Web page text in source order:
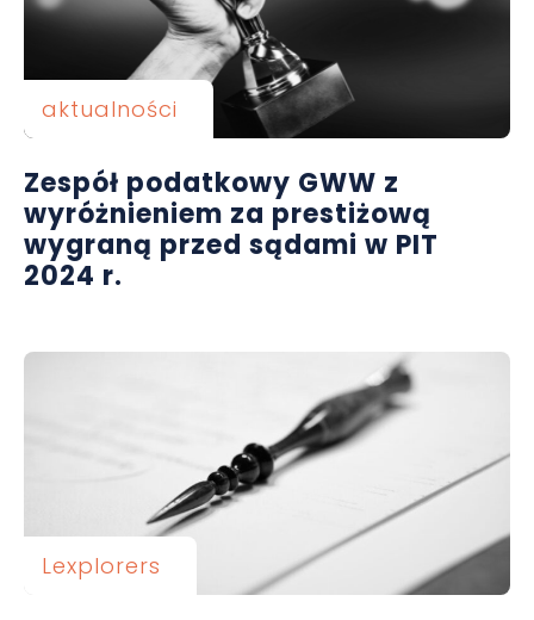
aktualności
Zespół podatkowy GWW z
wyróżnieniem za prestiżową
wygraną przed sądami w PIT
2024 r.
Lexplorers